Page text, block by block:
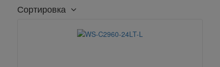
Сортировка